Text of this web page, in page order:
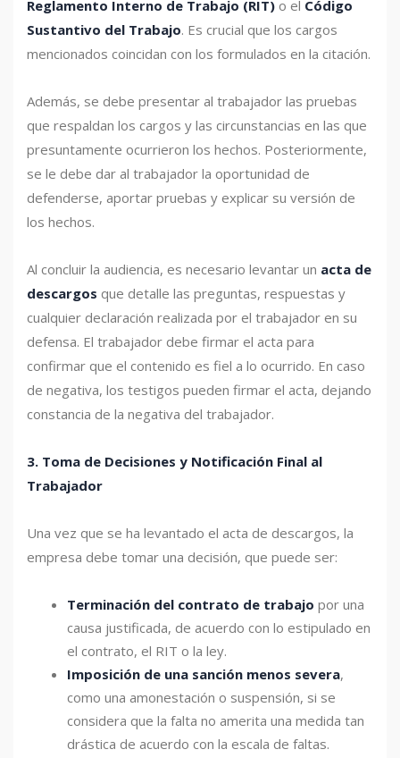
Reglamento Interno de Trabajo (RIT) o el Código
Sustantivo del Trabajo. Es crucial que los cargos
mencionados coincidan con los formulados en la citación.
Además, se debe presentar al trabajador las pruebas
que respaldan los cargos y las circunstancias en las que
presuntamente ocurrieron los hechos. Posteriormente,
se le debe dar al trabajador la oportunidad de
defenderse, aportar pruebas y explicar su versión de
los hechos.
Al concluir la audiencia, es necesario levantar un acta de
descargos que detalle las preguntas, respuestas y
cualquier declaración realizada por el trabajador en su
defensa. El trabajador debe firmar el acta para
confirmar que el contenido es fiel a lo ocurrido. En caso
de negativa, los testigos pueden firmar el acta, dejando
constancia de la negativa del trabajador.
3. Toma de Decisiones y Notificación Final al
Trabajador
Una vez que se ha levantado el acta de descargos, la
empresa debe tomar una decisión, que puede ser:
Terminación del contrato de trabajo por una
causa justificada, de acuerdo con lo estipulado en
el contrato, el RIT o la ley.
Imposición de una sanción menos severa,
como una amonestación o suspensión, si se
considera que la falta no amerita una medida tan
drástica de acuerdo con la escala de faltas.